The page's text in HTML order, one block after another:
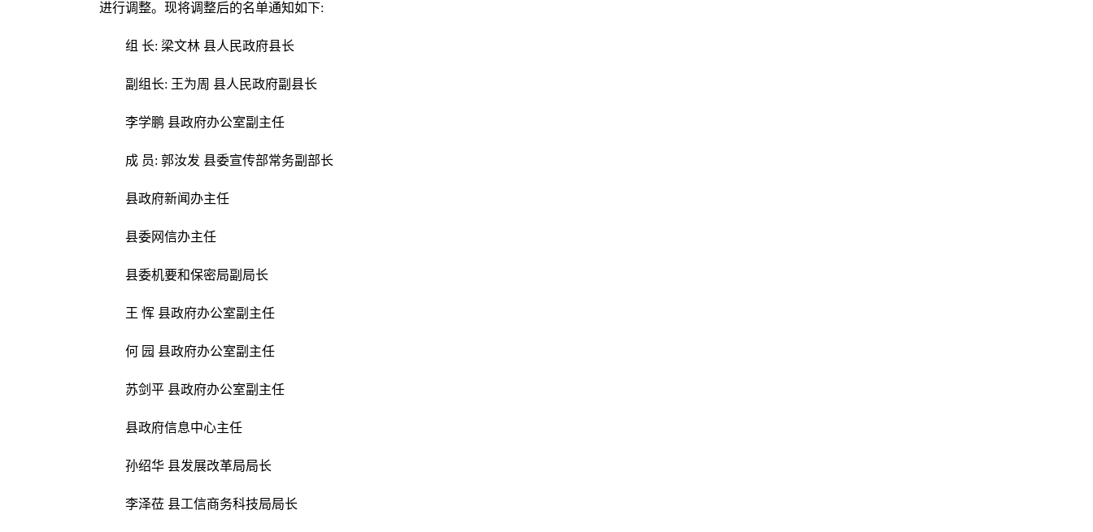
进行调整。现将调整后的名单通知如下:
组 长: 梁文林 县人民政府县长
副组长: 王为周 县人民政府副县长
李学鹏 县政府办公室副主任
成 员: 郭汝发 县委宣传部常务副部长
县政府新闻办主任
县委网信办主任
县委机要和保密局副局长
王 恽 县政府办公室副主任
何 园 县政府办公室副主任
苏剑平 县政府办公室副主任
县政府信息中心主任
孙绍华 县发展改革局局长
李泽莅 县工信商务科技局局长